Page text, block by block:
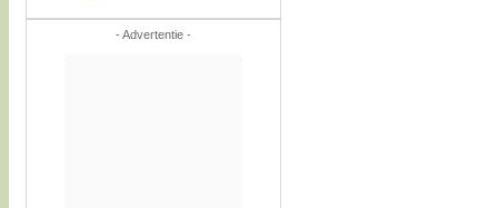
- Advertentie -